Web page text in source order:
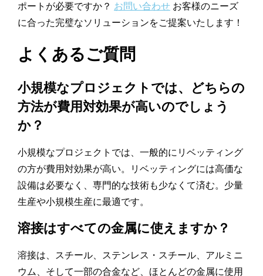
ポートが必要ですか？ お問い合わせ お客様のニーズ
に合った完璧なソリューションをご提案いたします！
よくあるご質問
小規模なプロジェクトでは、どちらの
方法が費用対効果が高いのでしょう
か？
小規模なプロジェクトでは、一般的にリベッティング
の方が費用対効果が高い。リベッティングには高価な
設備は必要なく、専門的な技術も少なくて済む。少量
生産や小規模生産に最適です。
溶接はすべての金属に使えますか？
溶接は、スチール、ステンレス・スチール、アルミニ
ウム、そして一部の合金など、ほとんどの金属に使用